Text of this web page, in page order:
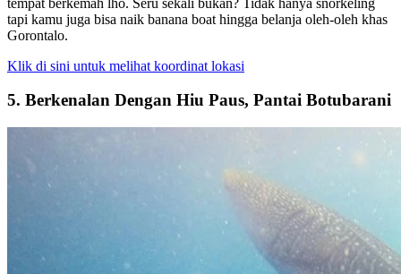
tapi kamu juga bisa naik banana boat hingga belanja oleh-oleh khas
Gorontalo.
Klik di sini untuk melihat koordinat lokasi
5. Berkenalan Dengan Hiu Paus, Pantai Botubarani